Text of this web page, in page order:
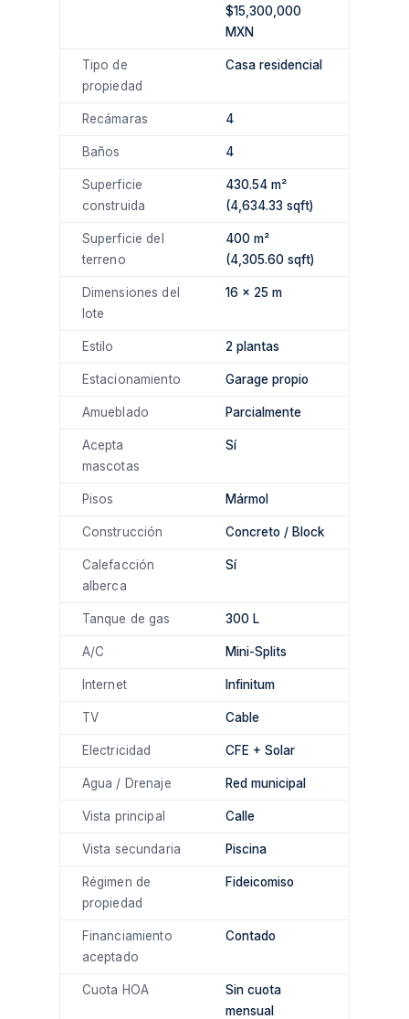
$15,300,000
MXN
Tipo de
propiedad
Casa residencial
Recámaras 4
Baños 4
Superficie
construida
430.54 m²
(4,634.33 sqft)
Superficie del
terreno
400 m²
(4,305.60 sqft)
Dimensiones del
lote
16 × 25 m
Estilo 2 plantas
Estacionamiento Garage propio
Amueblado Parcialmente
Acepta
mascotas
Sí
Pisos Mármol
Construcción Concreto / Block
Calefacción
alberca
Sí
Tanque de gas 300 L
A/C Mini-Splits
Internet Infinitum
TV Cable
Electricidad CFE + Solar
Agua / Drenaje Red municipal
Vista principal Calle
Vista secundaria Piscina
Régimen de
propiedad
Fideicomiso
Financiamiento
aceptado
Contado
Cuota HOA
Sin cuota
mensual